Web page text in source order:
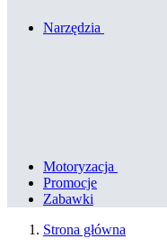
Narzędzia
Motoryzacja
Promocje
Zabawki
Strona główna